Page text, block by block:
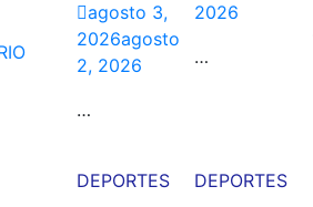
agosto 3,
2026agosto
2, 2026
…
2026
…
DEPORTES DEPORTES